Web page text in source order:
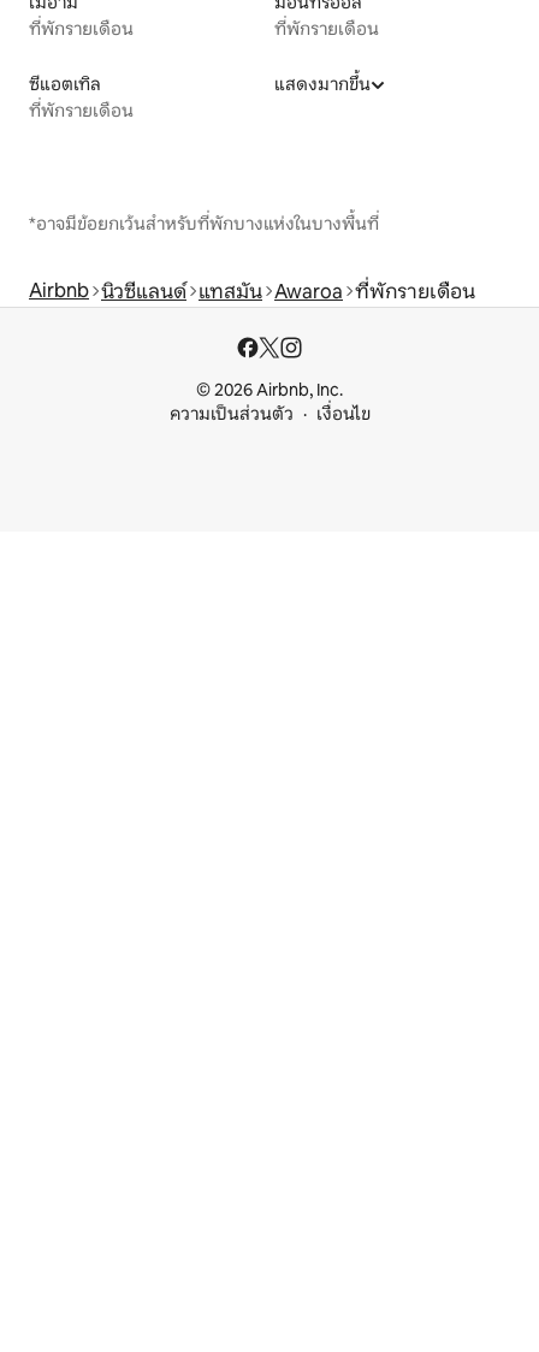
ที่พักรายเดือน
ที่พักรายเดือน
ซีแอตเทิล
ที่พักรายเดือน
แสดงมากขึ้น
*อาจมีข้อยกเว้นสำหรับที่พักบางแห่งในบางพื้นที่
Airbnb นิวซีแลนด์ แทสมัน Awaroa ที่พักรายเดือน
© 2026 Airbnb, Inc.
ความเป็นส่วนตัว
เงื่อนไข